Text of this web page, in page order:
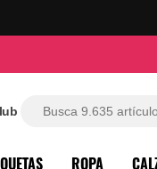
ROPA